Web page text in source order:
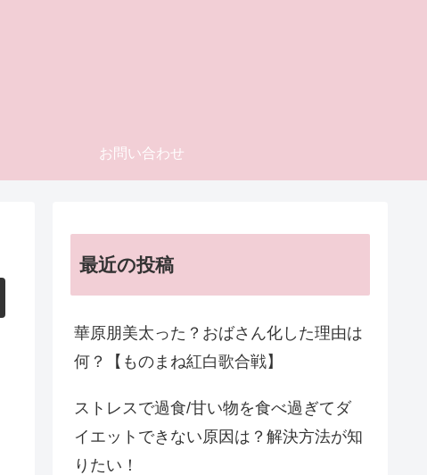
お問い合わせ
最近の投稿
華原朋美太った？おばさん化した理由は
何？【ものまね紅白歌合戦】
ストレスで過食/甘い物を食べ過ぎてダ
イエットできない原因は？解決方法が知
りたい！